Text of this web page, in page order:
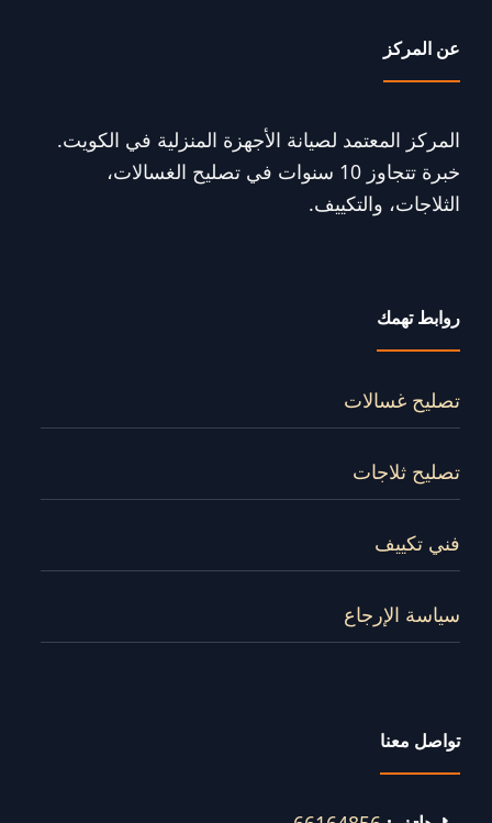
عن المركز
المركز المعتمد لصيانة الأجهزة المنزلية في الكويت.
خبرة تتجاوز 10 سنوات في تصليح الغسالات،
الثلاجات، والتكييف.
روابط تهمك
تصليح غسالات
تصليح ثلاجات
فني تكييف
سياسة الإرجاع
تواصل معنا